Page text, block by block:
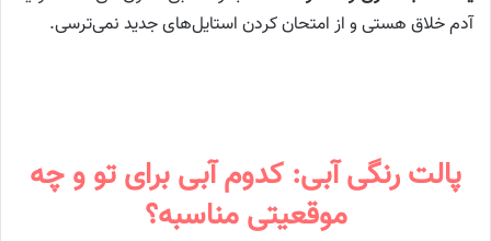
آدم خلاق هستی و از امتحان کردن استایل‌های جدید نمی‌ترسی.
پالت رنگی آبی: کدوم آبی برای تو و چه
موقعیتی مناسبه؟